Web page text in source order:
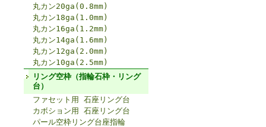
丸カン20ga(0.8mm)
丸カン18ga(1.0mm)
丸カン16ga(1.2mm)
丸カン14ga(1.6mm)
丸カン12ga(2.0mm)
丸カン10ga(2.5mm)
リング空枠（指輪石枠・リング
台）
ファセット用 石座リング台
カボション用 石座リング台
パール空枠リング台座指輪